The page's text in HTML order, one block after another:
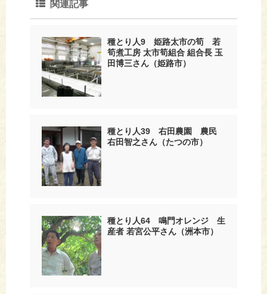
関連記事
種とり人9 姫路太市の筍 若
筍煮工房 太市筍組合 組合長 玉
田博三さん（姫路市）
種とり人39 右田農園 農民
右田智之さん（たつの市）
種とり人64 鳴門オレンジ 生
産者 若宮公平さん（洲本市）